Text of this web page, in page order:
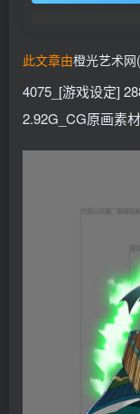
此文章由橙光艺术
4075_[游戏设定]
2.92G_CG原画素材
记住登录